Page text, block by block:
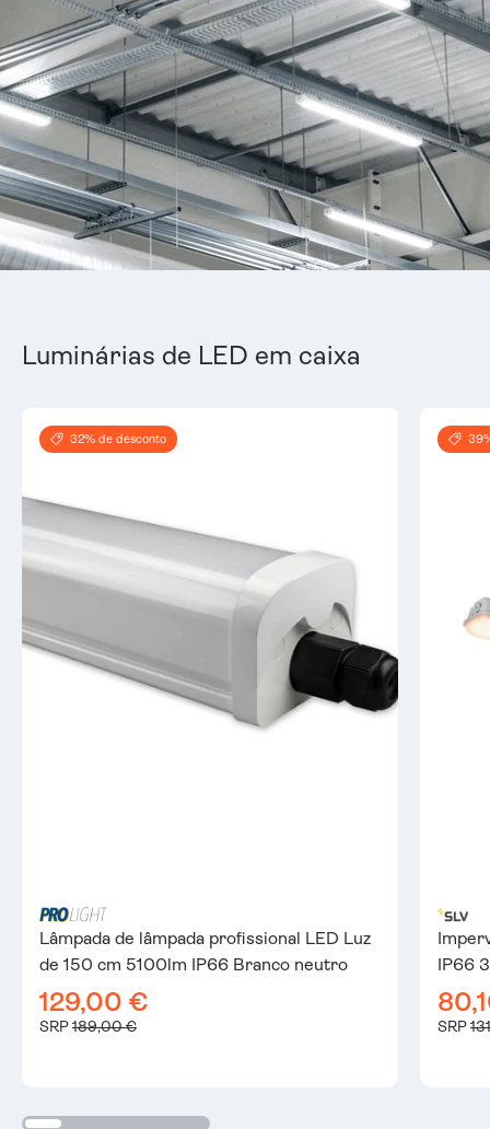
Luminárias de LED em caixa
32% de desconto
Lâmpada de lâmpada profissional LED Luz
de 150 cm 5100lm IP66 Branco neutro
129,00 €
SRP189,00 €
IP66
SRP